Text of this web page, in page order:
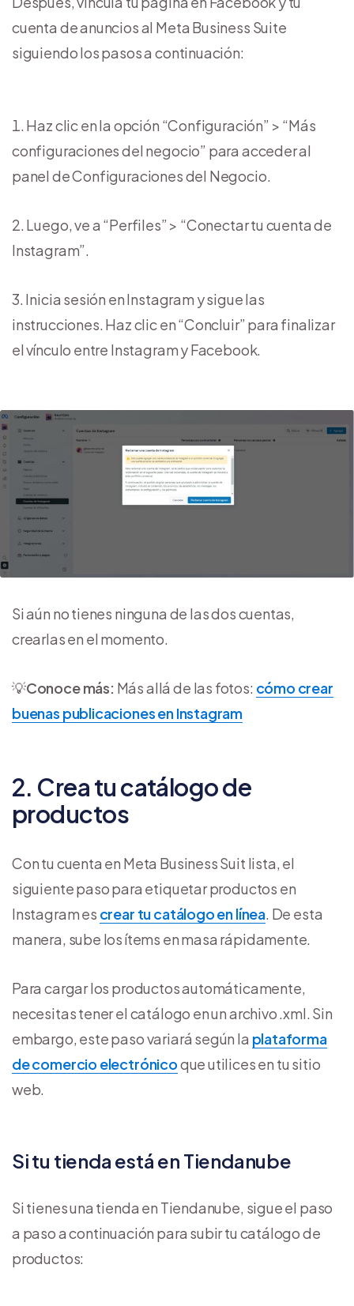
cuenta de anuncios al Meta Business Suite
siguiendo los pasos a continuación:
Haz clic en la opción “Configuración” > “Más
configuraciones del negocio” para acceder al
panel de Configuraciones del Negocio.
Luego, ve a “Perfiles” > “Conectar tu cuenta de
Instagram”.
Inicia sesión en Instagram y sigue las
instrucciones. Haz clic en “Concluir” para finalizar
el vínculo entre Instagram y Facebook.
Si aún no tienes ninguna de las dos cuentas,
crearlas en el momento.
💡Conoce más: Más allá de las fotos: cómo crear
buenas publicaciones en Instagram
2. Crea tu catálogo de
productos
Con tu cuenta en Meta Business Suit lista, el
siguiente paso para etiquetar productos en
Instagram es crear tu catálogo en línea. De esta
manera, sube los ítems en masa rápidamente.
Para cargar los productos automáticamente,
necesitas tener el catálogo en un archivo .xml. Sin
embargo, este paso variará según la plataforma
de comercio electrónicoque utilices en tu sitio
web.
Si tu tienda está en Tiendanube
Si tienes una tienda en Tiendanube, sigue el paso
a paso a continuación para subir tu catálogo de
productos: